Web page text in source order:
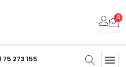
0
est vide.
75 273 155